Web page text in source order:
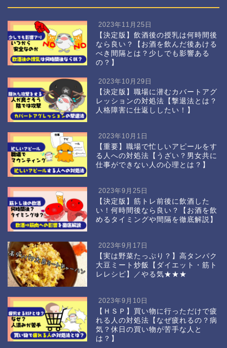
2023年11月25日
【決定版】飲酒後の授乳は何時間後
なら良い？【お酒を飲んだ後あける
べき間隔とは？少しでも影響ある
の？】
2023年10月29日
【決定版】職場に潜むカバートアグ
レッションの対処法【撃退法とは？
人格障害に仕返ししたい！】
2023年10月1日
【重要】職場で忙しいアピールをす
る人への対処法【うざい？男女共に
仕事ができない人の心理とは？】
2023年9月25日
【決定版】筋トレ前後に飲酒した
い！何時間後なら良い？【お酒を飲
めるタイミングや間隔を徹底解説】
2023年9月17日
【実は野菜たっぷり？】高タンパク
大豆ミート炒飯【ダイエット・筋ト
レレシピ】／やる気★★★
2023年9月10日
【ＨＳＰ】買い物に行っただけで疲
れる人の対処法【なぜ疲れるの？病
気？休日の買い物が苦手な人と
は？】